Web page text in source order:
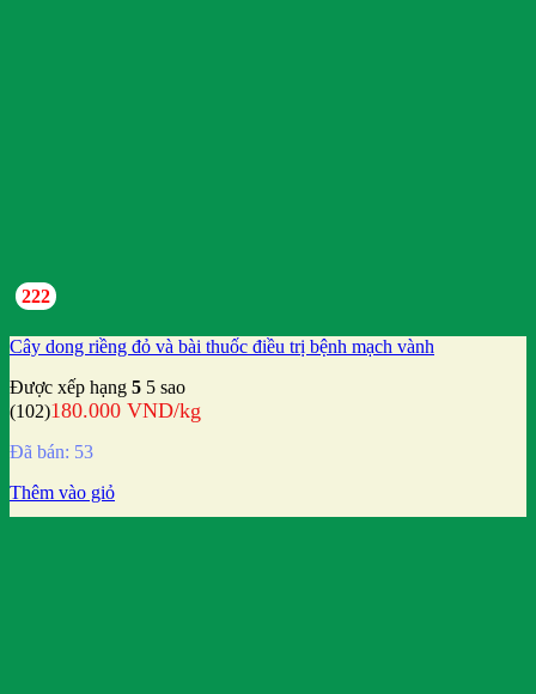
222
Cây dong riềng đỏ và bài thuốc điều trị bệnh mạch vành
Được xếp hạng 5 5 sao
(102)180.000 VND/kg
Đã bán: 53
Thêm vào giỏ